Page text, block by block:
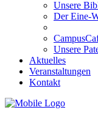
Unsere
Der Eine-
Unsere
Aktuelles
Veranstaltungen
Kontakt